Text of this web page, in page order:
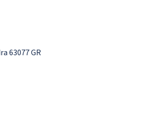
63077 GR